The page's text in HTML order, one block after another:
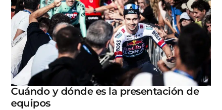
Cuándo y dónde es la presentación de
equipos